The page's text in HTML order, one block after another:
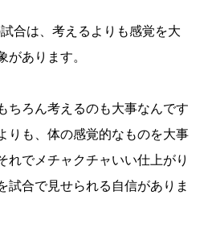
合は、考えるよりも感覚を大
があります。
ろん考えるのも大事なんです
りも、体の感覚的なものを大事
れでメチャクチャいい仕上がり
試合で見せられる自信がありま